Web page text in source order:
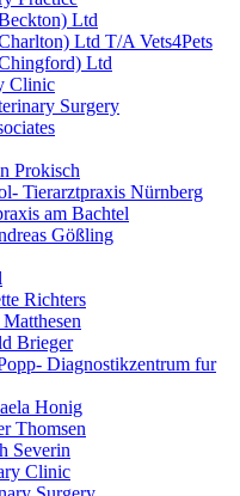
Ltd
Ltd T/A Vets4Pets
Ltd
Clinic
Surgery
Prokisch
Tierarztpraxis Nürnberg
am Bachtel
Gößling
Richters
Brieger
Diagnostikzentrum fur
Honig
Thomsen
Severin
Clinic